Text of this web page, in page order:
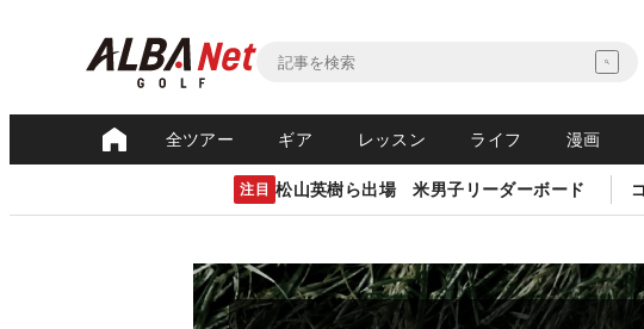
全ツアー ギア レッスン ライフ 漫画
注目 松山英樹ら出場 米男子リーダーボード